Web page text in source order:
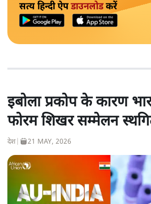
सत्य हिन्दी ऐपडाउनलोडकरें
इबोला प्रकोप के कारण
फोरम शिखर सम्मेलन
देश 21 MAY, 2026